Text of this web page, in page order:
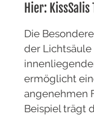
Hier:
Die
der
ermöglicht
angenehmen
Beispiel trägt